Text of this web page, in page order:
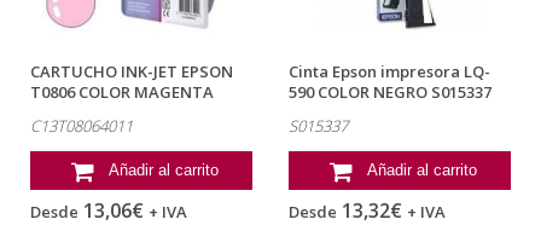
CARTUCHO INK-JET EPSON
T0806 COLOR MAGENTA
C13T08064011
Añadir al carrito
Desde 13,06€ + IVA
Cinta Epson impresora LQ-
590 COLOR NEGRO S015337
S015337
Añadir al carrito
Desde 13,32€ + IVA